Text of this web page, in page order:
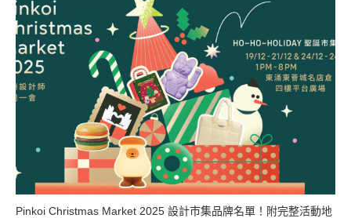
Pinkoi Christmas Market 2025 設計市集品牌名單！附完整活動地